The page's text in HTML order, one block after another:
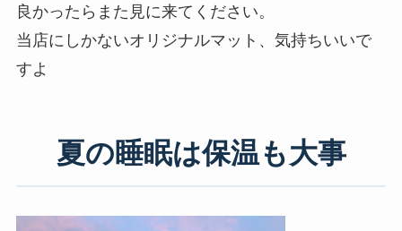
良かったらまた見に来てください。
当店にしかないオリジナルマット、気持ちいいで
すよ
夏の睡眠は保温も大事